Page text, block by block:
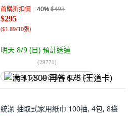
首購折扣價 40%$493
$295
($1.89/10張)
明天 8/9 (日) 預計送達
(29771)
满 $1,500 再省 $75 (王道卡)
統潔 抽取式家用紙巾 100抽, 4包, 8袋